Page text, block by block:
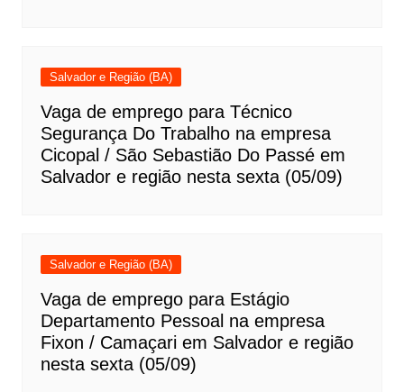
Salvador e Região (BA)
Vaga de emprego para Técnico
Segurança Do Trabalho na empresa
Cicopal / São Sebastião Do Passé em
Salvador e região nesta sexta (05/09)
Salvador e Região (BA)
Vaga de emprego para Estágio
Departamento Pessoal na empresa
Fixon / Camaçari em Salvador e região
nesta sexta (05/09)